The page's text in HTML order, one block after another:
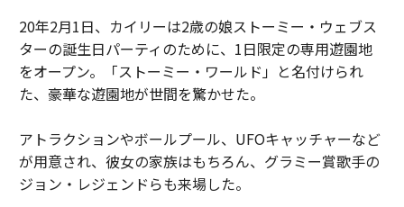
20年2月1日、カイリーは2歳の娘ストーミー・ウェブス
ターの誕生日パーティのために、1日限定の専用遊園地
をオープン。「ストーミー・ワールド」と名付けられ
た、豪華な遊園地が世間を驚かせた。
アトラクションやボールプール、UFOキャッチャーなど
が用意され、彼女の家族はもちろん、グラミー賞歌手の
ジョン・レジェンドらも来場した。